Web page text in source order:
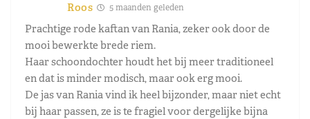
Roos 5 maanden geleden
Prachtige rode kaftan van Rania, zeker ook door de
mooi bewerkte brede riem.
Haar schoondochter houdt het bij meer traditioneel
en dat is minder modisch, maar ook erg mooi.
De jas van Rania vind ik heel bijzonder, maar niet echt
bij haar passen, ze is te fragiel voor dergelijke bijna